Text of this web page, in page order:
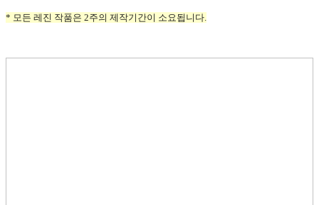
* 모든 레진 작품은 2주의 제작기간이 소요됩니다.